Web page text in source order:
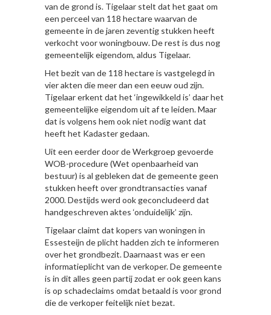
van de grond is. Tigelaar stelt dat het gaat om
een perceel van 118 hectare waarvan de
gemeente in de jaren zeventig stukken heeft
verkocht voor woningbouw. De rest is dus nog
gemeentelijk eigendom, aldus Tigelaar.
Het bezit van de 118 hectare is vastgelegd in
vier akten die meer dan een eeuw oud zijn.
Tigelaar erkent dat het ‘ingewikkeld is’ daar het
gemeentelijke eigendom uit af te leiden. Maar
dat is volgens hem ook niet nodig want dat
heeft het Kadaster gedaan.
Uit een eerder door de Werkgroep gevoerde
WOB-procedure (Wet openbaarheid van
bestuur) is al gebleken dat de gemeente geen
stukken heeft over grondtransacties vanaf
2000. Destijds werd ook geconcludeerd dat
handgeschreven aktes ‘onduidelijk’ zijn.
Tigelaar claimt dat kopers van woningen in
Essesteijn de plicht hadden zich te informeren
over het grondbezit. Daarnaast was er een
informatieplicht van de verkoper. De gemeente
is in dit alles geen partij zodat er ook geen kans
is op schadeclaims omdat betaald is voor grond
die de verkoper feitelijk niet bezat.